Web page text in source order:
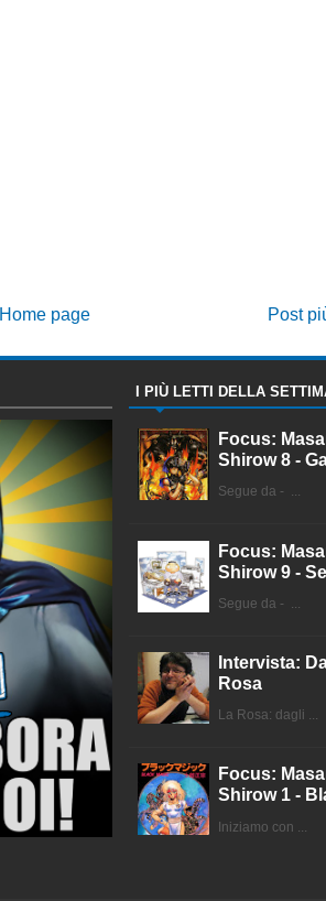
Post
Home page
I PIÙ LETTI DELLA
Focus:
Shirow 8 -
Segue da - ...
Focus:
Shirow 9 -
Segue da - ...
Intervista:
Rosa
La Rosa: dagli ...
Focus:
Shirow 1 -
Iniziamo con ...